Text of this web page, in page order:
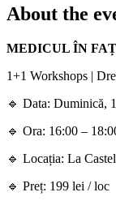
About the
MEDICUL ÎN
1+1 Workshops |
🔹 Data: Duminică,
🔹 Ora: 16:00 –
🔹 Locația: La
🔹 Preț: 199 lei / loc